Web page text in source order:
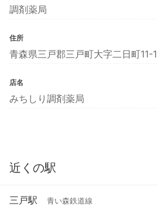
調剤薬局
住所
青森県三戸郡三戸町大字二日町11-1
店名
みちしり調剤薬局
近くの駅
三戸駅 青い森鉄道線